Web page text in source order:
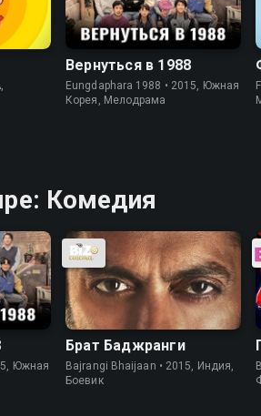
Вернуться в 1988
Eungdaphara 1988 • 2015, Южная
Корея, Мелодрама
Комедия
Южная
Брат Баджранги
Bajrangi Bhaijaan • 2015, Индия,
Боевик